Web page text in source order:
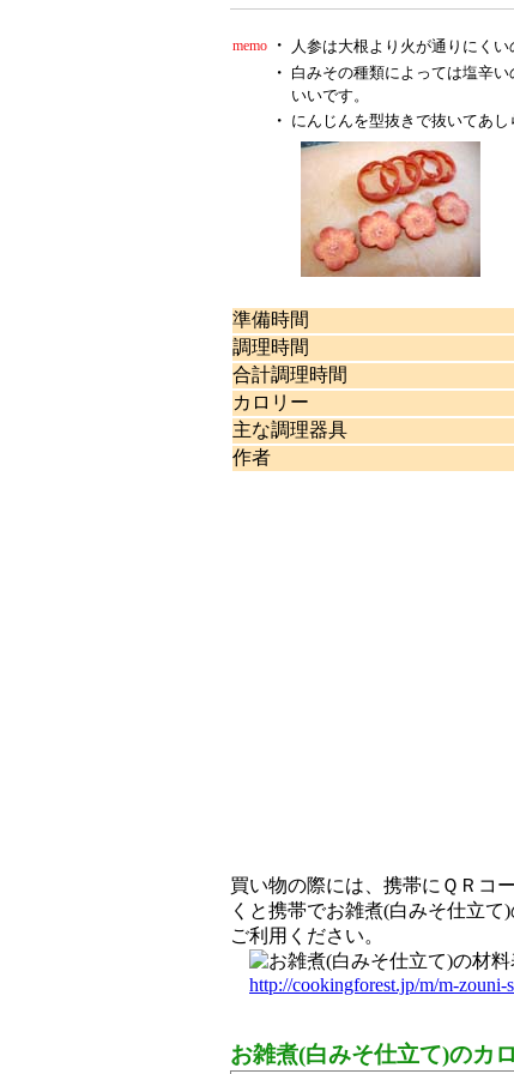
memo ・ 人参は大根より火が通りにく
・ 白みその種類によっては塩辛
いいです。
・ にんじんを型抜きで抜いてあ
準備時間
調理時間
合計調理時間
カロリー
主な調理器具
作者
買い物の際には、携帯にＱＲコ
くと携帯でお雑煮(白みそ仕立
ご利用ください。
http://cookingforest.jp/m/m-zouni-
お雑煮(白みそ仕立て)のカ